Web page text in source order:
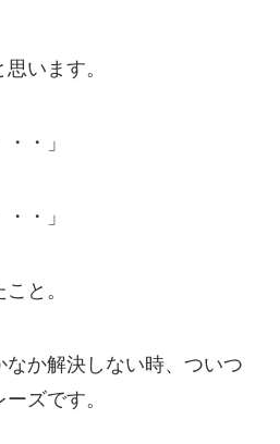
います。
・」
・」
と。
か解決しない時、ついつ
ズです。